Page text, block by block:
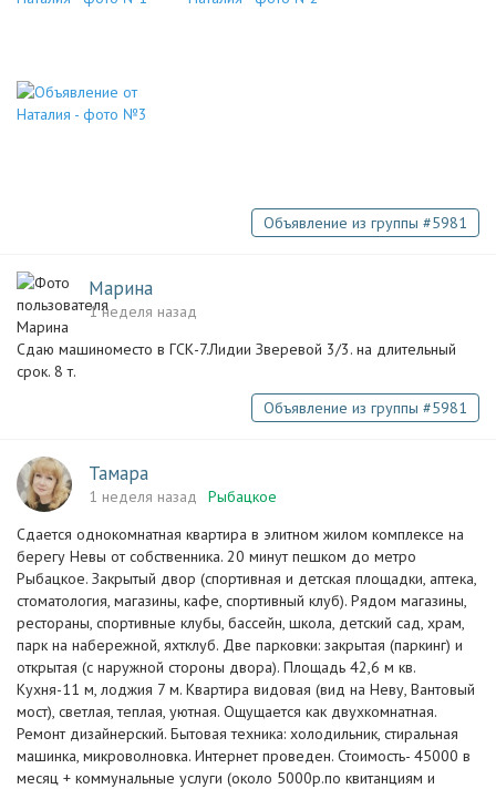
Объявление из группы #5981
Марина
1 неделя назад
Сдаю машиноместо в ГСК-7.Лидии Зверевой 3/3. на длительный
срок. 8 т.
Объявление из группы #5981
Тамара
1 неделя назад
Рыбацкое
Сдается однокомнатная квартира в элитном жилом комплексе на
берегу Невы от собственника. 20 минут пешком до метро
Рыбацкое. Закрытый двор (спортивная и детская площадки, аптека,
стоматология, магазины, кафе, спортивный клуб). Рядом магазины,
рестораны, спортивные клубы, бассейн, школа, детский сад, храм,
парк на набережной, яхтклуб. Две парковки: закрытая (паркинг) и
открытая (с наружной стороны двора). Площадь 42,6 м кв.
Кухня-11 м, лоджия 7 м. Квартира видовая (вид на Неву, Вантовый
мост), светлая, теплая, уютная. Ощущается как двухкомнатная.
Ремонт дизайнерский. Бытовая техника: холодильник, стиральная
машинка, микроволновка. Интернет проведен. Стоимость- 45000 в
месяц + коммунальные услуги (около 5000р.по квитанциям и